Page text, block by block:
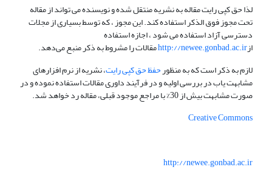
لذا حق کپی رایت مقاله به نشریه منتقل شده و نویسنده می تواند از مقاله
تحت مجوز فوق الذکر استفاده کند. این مجوز ، که توسط بسیاری از مجلات
دسترسی آزاد استفاده می شود ، اجازه استفاده
ازhttp://newee.gonbad.ac.irمقالات را مشروط به ذکر منبع می‌دهد.
لازم به ذکر است که به منظورحفظ حق کپی رایت، نشریه از نرم افزارهای
مشابهت یاب در بررسی اولیه و در فرآیند داوری مقالات استفاده نموده و در
صورت مشابهت بیش از 30% با مراجع موجود قبلی، مقاله رد خواهد شد.
Creative Commons
http://newee.gonbad.ac.ir